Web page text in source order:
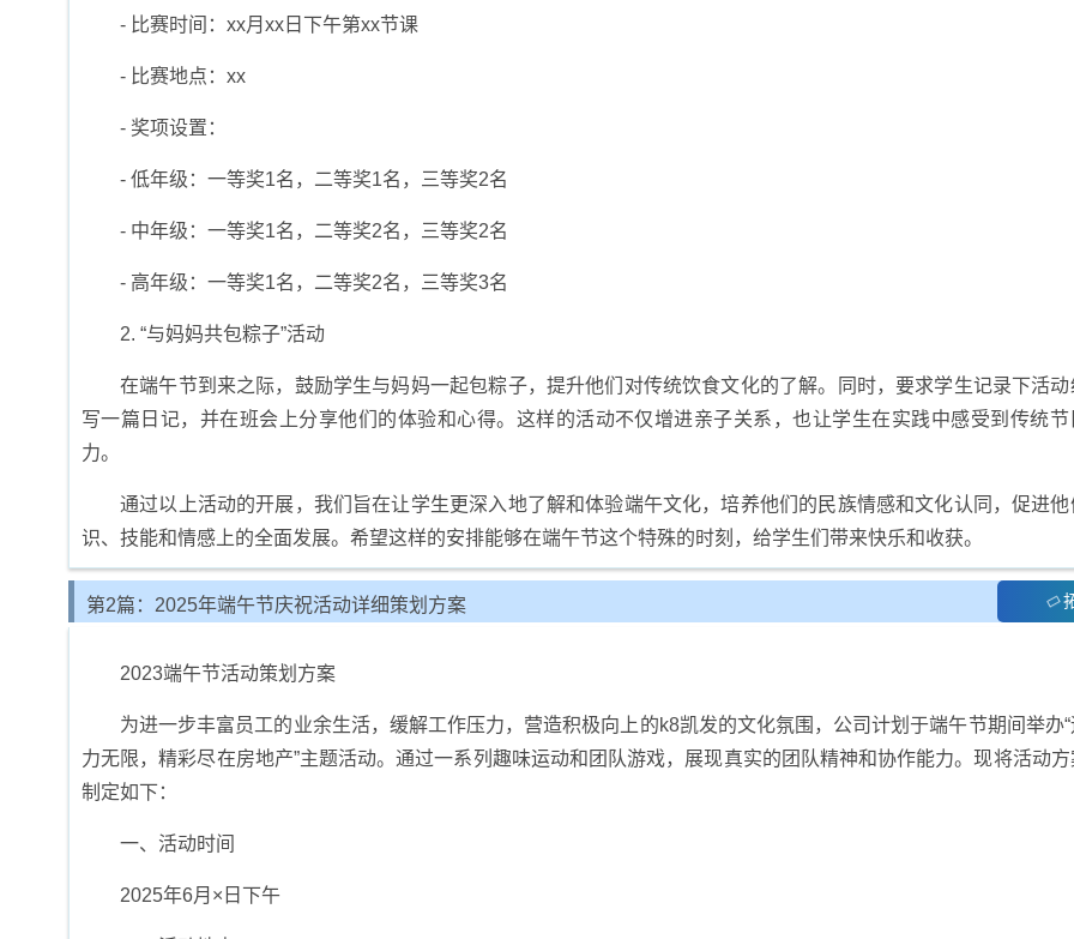
- 比赛时间：xx月xx日下午第xx节课
- 比赛地点：xx
- 奖项设置：
- 低年级：一等奖1名，二等奖1名，三等奖2名
- 中年级：一等奖1名，二等奖2名，三等奖2名
- 高年级：一等奖1名，二等奖2名，三等奖3名
2. “与妈妈共包粽子”活动
在端午节到来之际，鼓励学生与妈妈一起包粽子，提升他们对传统饮食文化的了解。同时，要求学生记录下活
写一篇日记，并在班会上分享他们的体验和心得。这样的活动不仅增进亲子关系，也让学生在实践中感受到传统节
力。
通过以上活动的开展，我们旨在让学生更深入地了解和体验端午文化，培养他们的民族情感和文化认同，促进
识、技能和情感上的全面发展。希望这样的安排能够在端午节这个特殊的时刻，给学生们带来快乐和收获。
第2篇：2025年端午节庆祝活动详细策划方案
2023端午节活动策划方案
为进一步丰富员工的业余生活，缓解工作压力，营造积极向上的k8凯发的文化氛围，公司计划于端午节期间举办
力无限，精彩尽在房地产”主题活动。通过一系列趣味运动和团队游戏，展现真实的团队精神和协作能力。现将活动
制定如下：
一、活动时间
2025年6月×日下午